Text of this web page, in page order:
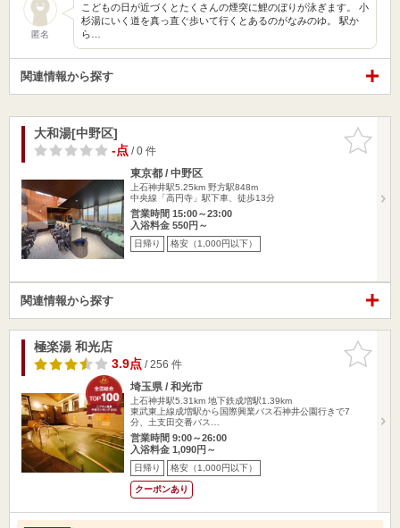
匿名
こどもの日が近づくとたくさんの煙突に鯉のぼりが泳ぎます。 小
杉湯にいく道を真っ直ぐ歩いて行くとあるのがなみのゆ。 駅か
ら…
関連情報から探す
お気に入
りに追加
大和湯[中野区]
-点/ 0 件
東京都 / 中野区
上石神井駅5.25km 野方駅848m
中央線「高円寺」駅下車、徒歩13分
営業時間 15:00～23:00
入浴料金 550円～
日帰り 格安（1,000円以下）
関連情報から探す
お気に入
りに追加
極楽湯 和光店
3.9点/ 256 件
埼玉県 / 和光市
上石神井駅5.31km 地下鉄成増駅1.39km
東武東上線成増駅から国際興業バス石神井公園行きで7
分、土支田交番バス…
営業時間 9:00～26:00
入浴料金 1,090円～
日帰り 格安（1,000円以下）
クーポンあり